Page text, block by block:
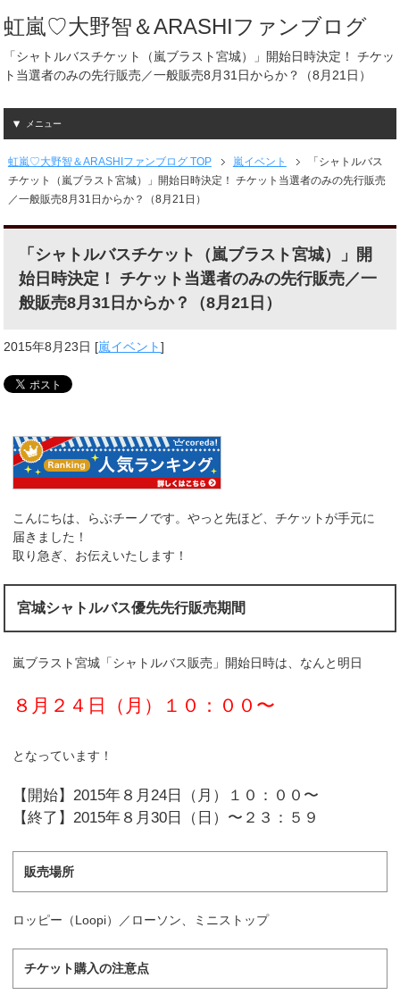
虹嵐♡大野智＆ARASHIファンブログ
「シャトルバスチケット（嵐ブラスト宮城）」開始日時決定！ チケッ
ト当選者のみの先行販売／一般販売8月31日からか？（8月21日）
メニュー
虹嵐♡大野智＆ARASHIファンブログ TOP 嵐イベント
「シャトルバス
チケット（嵐ブラスト宮城）」開始日時決定！ チケット当選者のみの先行販売
／一般販売8月31日からか？（8月21日）
「シャトルバスチケット（嵐ブラスト宮城）」開
始日時決定！ チケット当選者のみの先行販売／一
般販売8月31日からか？（8月21日）
2015年8月23日 [嵐イベント]
こんにちは、らぶチーノです。やっと先ほど、チケットが手元に
届きました！
取り急ぎ、お伝えいたします！
宮城シャトルバス優先先行販売期間
嵐ブラスト宮城「シャトルバス販売」開始日時は、なんと明日
８月２４日（月）１０：００〜
となっています！
【開始】2015年８月24日（月）１０：００〜
【終了】2015年８月30日（日）〜２３：５９
販売場所
ロッピー（Loopi）／ローソン、ミニストップ
チケット購入の注意点